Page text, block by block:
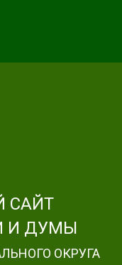
САЙТ
И ДУМЫ
ОКРУГА